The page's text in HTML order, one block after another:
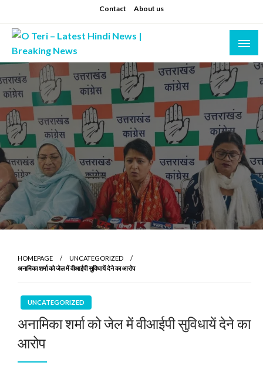
to
content
Contact About us
O Teri – Latest Hindi News | Breaking News
Prashant sharma (shastri)
HOMEPAGE
UNCATEGORIZED
अनामिका शर्मा को जेल में वीआईपी सुविधायें देने का आरोप
UNCATEGORIZED
अनामिका शर्मा को जेल में वीआईपी सुविधायें देने का
आरोप